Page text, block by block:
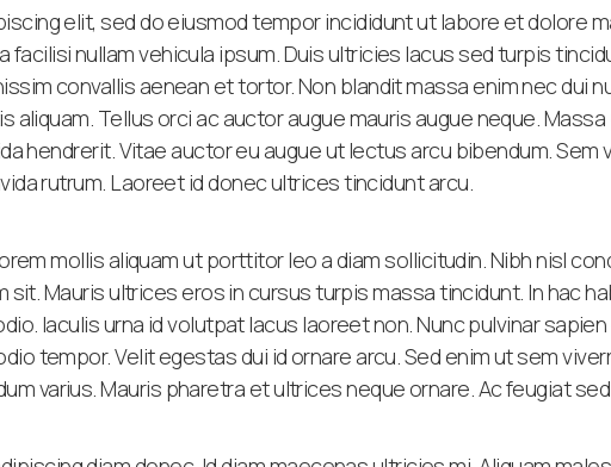
elit, sed do eiusmod tempor incididunt ut labore et dolore
nullam vehicula ipsum. Duis ultricies lacus sed turpis
convallis aenean et tortor. Non blandit massa enim nec dui
Tellus orci ac auctor augue mauris augue neque.
hendrerit. Vitae auctor eu augue ut lectus arcu bibendum.
rutrum. Laoreet id donec ultrices tincidunt arcu.
mollis aliquam ut porttitor leo a diam sollicitudin. Nibh nisl
Mauris ultrices eros in cursus turpis massa tincidunt. In hac
Iaculis urna id volutpat lacus laoreet non. Nunc pulvinar
tempor. Velit egestas dui id ornare arcu. Sed enim ut sem
varius. Mauris pharetra et ultrices neque ornare. Ac feugiat